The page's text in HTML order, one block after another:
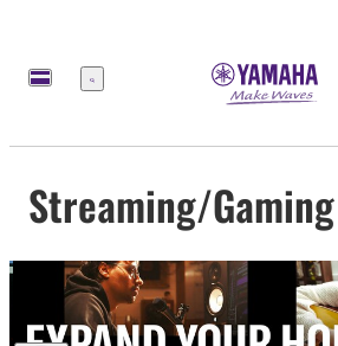
Menu
Streaming/Gaming